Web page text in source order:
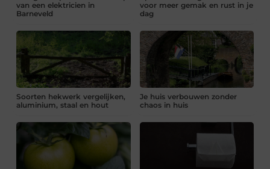
van een elektricien in
Barneveld
voor meer gemak en rust in je
dag
Soorten hekwerk vergelijken,
aluminium, staal en hout
Je huis verbouwen zonder
chaos in huis